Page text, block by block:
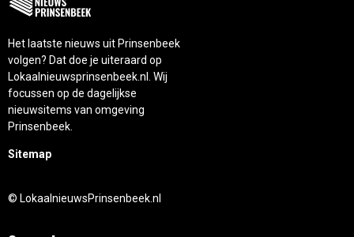
Het laatste nieuws uit Prinsenbeek
volgen? Dat doe je uiteraard op
Lokaalnieuwsprinsenbeek.nl. Wij
focussen op de dagelijkse
nieuwsitems van omgeving
Prinsenbeek.
Sitemap
© LokaalnieuwsPrinsenbeek.nl